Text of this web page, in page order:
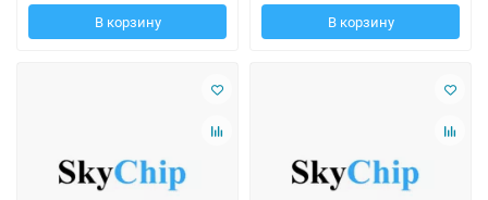
В корзину В корзину